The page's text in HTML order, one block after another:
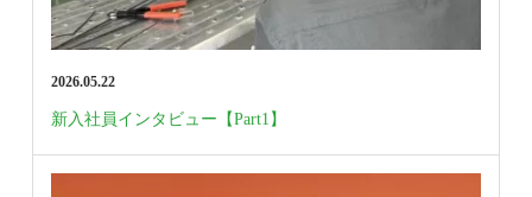
2026.05.22
新入社員インタビュー【Part1】